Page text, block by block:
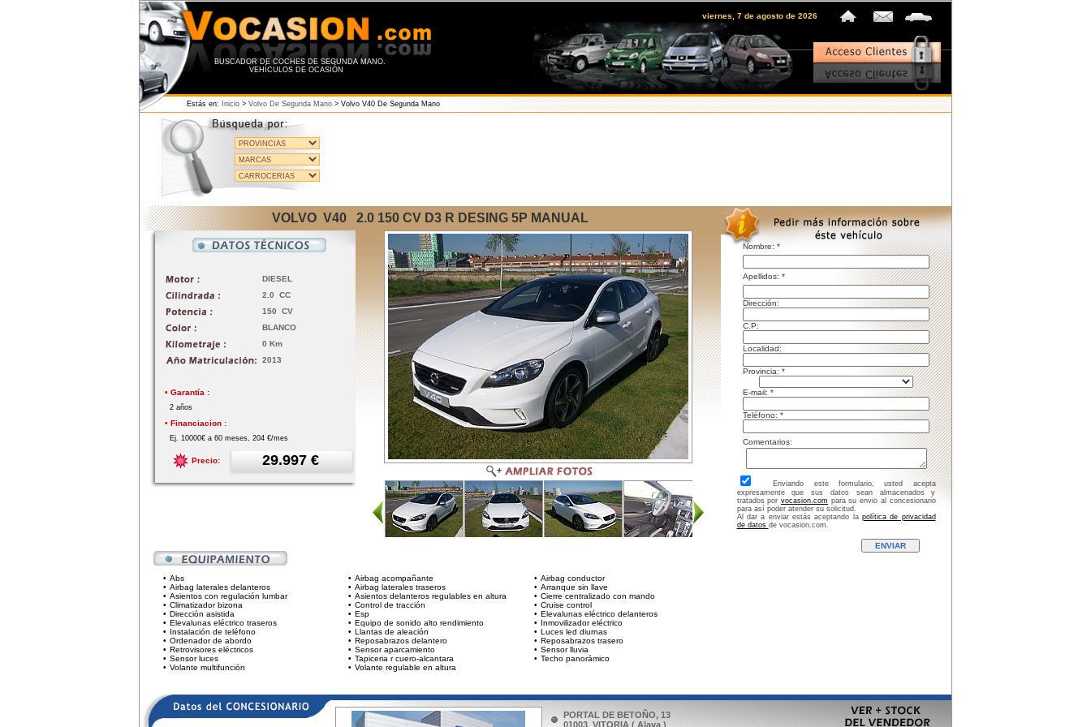
BUSCADOR DE COCHES DE SEGUNDA MANO.
VEHÍCULOS DE OCASIÓN
viernes, 7 de agosto de 2026
Estás en: Inicio > Volvo De Segunda Mano > Volvo V40 De Segunda Mano
VOLVO V40 2.0 150 CV D3 R DESING 5P MANUAL
Nombre: *
Apellidos: *
Dirección:
C.P:
Localidad:
Provincia: *
E-mail: *
Teléfono: *
Comentarios:
Enviando este formulario, usted acepta
expresamente que sus datos sean almacenados y
tratados por vocasion.com para su envio al concesionario
para así poder atender su solicitud.
Al dar a enviar estás aceptando la política de privacidad
de datos de vocasion.com.
DIESEL
2.0 CC
150 CV
BLANCO
0 Km
2013
• Garantía :
2 años
• Financiacion :
Ej. 10000€ a 60 meses, 204 €/mes
Precio: 29.997 €
• Abs • Airbag acompañante • Airbag conductor
• Airbag laterales delanteros • Airbag laterales traseros • Arranque sin llave
• Asientos con regulación lumbar • Asientos delanteros regulables en altura • Cierre centralizado con mando
• Climatizador bizona • Control de tracción • Cruise control
• Dirección asistida • Esp • Elevalunas eléctrico delanteros
• Elevalunas eléctrico traseros • Equipo de sonido alto rendimiento • Inmovilizador eléctrico
• Instalación de teléfono • Llantas de aleación • Luces led diurnas
• Ordenador de abordo • Reposabrazos delantero • Reposabrazos trasero
• Retrovisores eléctricos • Sensor aparcamiento • Sensor lluvia
• Sensor luces • Tapiceria r cuero-alcantara • Techo panorámico
• Volante multifunción • Volante regulable en altura
PORTAL DE BETOÑO, 13
01003 VITORIA ( Alava )